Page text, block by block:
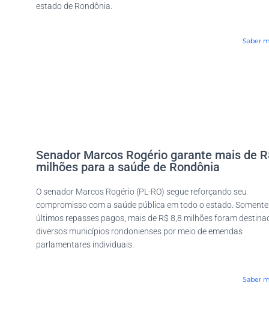
estado de Rondônia.
Saber
Senador Marcos Rogério garante mais de
milhões para a saúde de Rondônia
O senador Marcos Rogério (PL-RO) segue reforçando seu
compromisso com a saúde pública em todo o estado.
últimos repasses pagos, mais de R$ 8,8 milhões foram
diversos municípios rondonienses por meio de emendas
parlamentares individuais.
Saber